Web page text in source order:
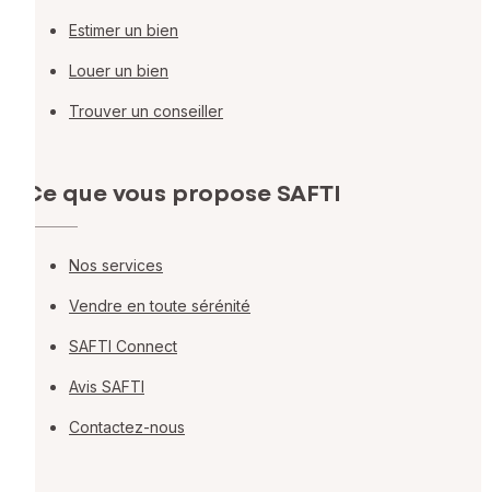
Estimer un bien
Louer un bien
Trouver un conseiller
Ce que vous propose SAFTI
Nos services
Vendre en toute sérénité
SAFTI Connect
Avis SAFTI
Contactez-nous